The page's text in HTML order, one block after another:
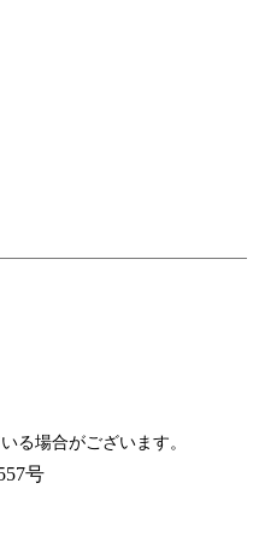
る場合がございます。
号